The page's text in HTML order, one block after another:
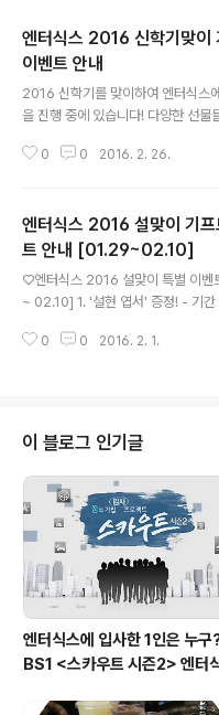
엔터식스 2016 신학기맞이
이벤트 안내
2016 신학기를 맞이하여 엔터식스
을 진행 중에 있습니다! 다양한 선물
품교환권' 증정! - 기간 : 2월 26일
월 3일 - 방식 : 엔터식스 자막 인증
우치 증정 3. '2016 신상품 가방' 증
~ 3월 3일 - 대상 : 엔터식스 방문고
정! 영화[너를 기다리며] 예매권 증
소진시 까지 - 대상 : 서프라이즈 카
0 0 2016. 2. 26.
엔터식스 2016 설맞이 기프
트 안내 [01.29~02.10]
♡엔터식스 2016 설맞이 특별 이
~ 02.10] 1. '설현 엽서' 증정! - 기
월 5일 ~ 10일 - 대상 : 서프라이즈
[멜리스] 예매권 증정 - 기간 : 1월
상 : 주말 서프라이즈 카드회원 20만
화[갓 오브 이집트] 예매권 증정 -
4일 - 대상1 : 각 지점 응모 이벤..
0 0 2016. 2. 1.
이 블로그 인기글
엔터식스에 입사한 1인은 누구
BS1 <스카우트 시즌2> 엔터